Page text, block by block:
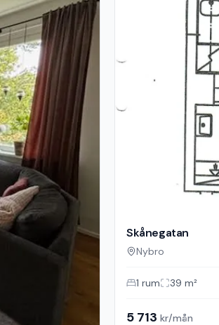
Skånegatan
Nybro
1 rum 39 m²
5 713 kr/mån